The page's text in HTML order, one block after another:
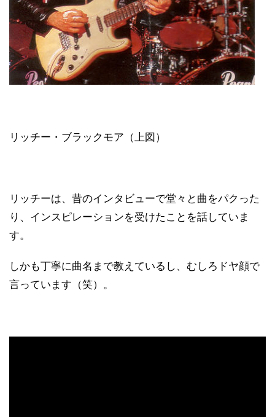
リッチー・ブラックモア（上図）
リッチーは、昔のインタビューで堂々と曲をパクった
り、インスピレーションを受けたことを話していま
す。
しかも丁寧に曲名まで教えているし、むしろドヤ顔で
言っています（笑）。